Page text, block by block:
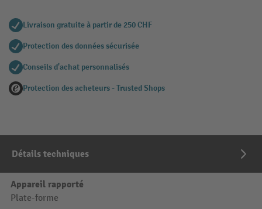
Livraison gratuite à partir de 250 CHF
Protection des données sécurisée
Conseils d'achat personnalisés
Protection des acheteurs - Trusted Shops
Détails techniques
Appareil rapporté
Plate-forme